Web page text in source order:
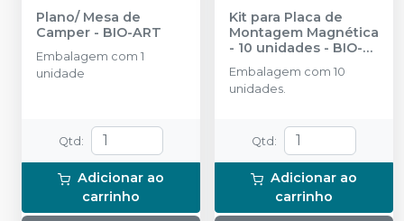
Plano/ Mesa de
Camper - BIO-ART
Embalagem com 1
unidade
Qtd:
Adicionar ao
carrinho
Kit para Placa de
Montagem Magnética
- 10 unidades - BIO-
ART
Embalagem com 10
unidades.
Qtd:
Adicionar ao
carrinho